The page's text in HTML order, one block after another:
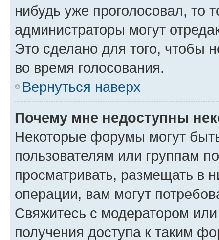
нибудь уже проголосовал, то
администраторы могут
Это сделано для того, чтобы
во время голосования.
Вернуться наверх
Почему мне недоступны
Некоторые форумы могут
пользователям или группам
просматривать, размещать в
операции, вам могут
Свяжитесь с модератором
получения доступа к таким